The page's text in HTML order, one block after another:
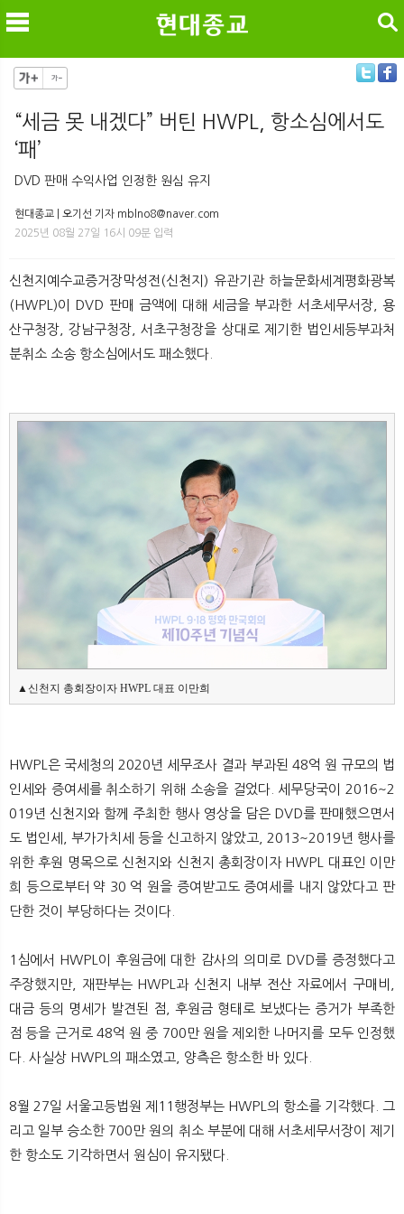
메
뉴 색
검색
“세금 못 내겠다” 버틴 HWPL, 항소심에서도
‘패’
DVD 판매 수익사업 인정한 원심 유지
현대종교 | 오기선 기자 mblno8@naver.com
2025년 08월 27일 16시 09분 입력
신천지예수교증거장막성전(신천지) 유관기관 하늘문화세계평화광복
(HWPL)이 DVD 판매 금액에 대해 세금을 부과한 서초세무서장, 용
산구청장, 강남구청장, 서초구청장을 상대로 제기한 법인세등부과처
분취소 소송 항소심에서도 패소했다.
▲신천지 총회장이자 HWPL 대표 이만희
HWPL은 국세청의 2020년 세무조사 결과 부과된 48억 원 규모의 법
인세와 증여세를 취소하기 위해 소송을 걸었다. 세무당국이 2016~2
019년 신천지와 함께 주최한 행사 영상을 담은 DVD를 판매했으면서
도 법인세, 부가가치세 등을 신고하지 않았고, 2013~2019년 행사를
위한 후원 명목으로 신천지와 신천지 총회장이자 HWPL 대표인 이만
희 등으로부터 약 30 억 원을 증여받고도 증여세를 내지 않았다고 판
단한 것이 부당하다는 것이다.
1심에서 HWPL이 후원금에 대한 감사의 의미로 DVD를 증정했다고
주장했지만, 재판부는 HWPL과 신천지 내부 전산 자료에서 구매비,
대금 등의 명세가 발견된 점, 후원금 형태로 보냈다는 증거가 부족한
점 등을 근거로 48억 원 중 700만 원을 제외한 나머지를 모두 인정했
다. 사실상 HWPL의 패소였고, 양측은 항소한 바 있다.
8월 27일 서울고등법원 제11행정부는 HWPL의 항소를 기각했다. 그
리고 일부 승소한 700만 원의 취소 부분에 대해 서초세무서장이 제기
한 항소도 기각하면서 원심이 유지됐다.